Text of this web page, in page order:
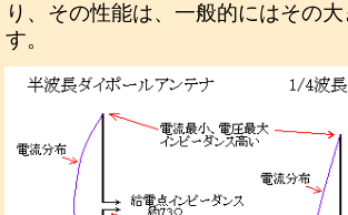
り、その性能は、一般的にはその
す。